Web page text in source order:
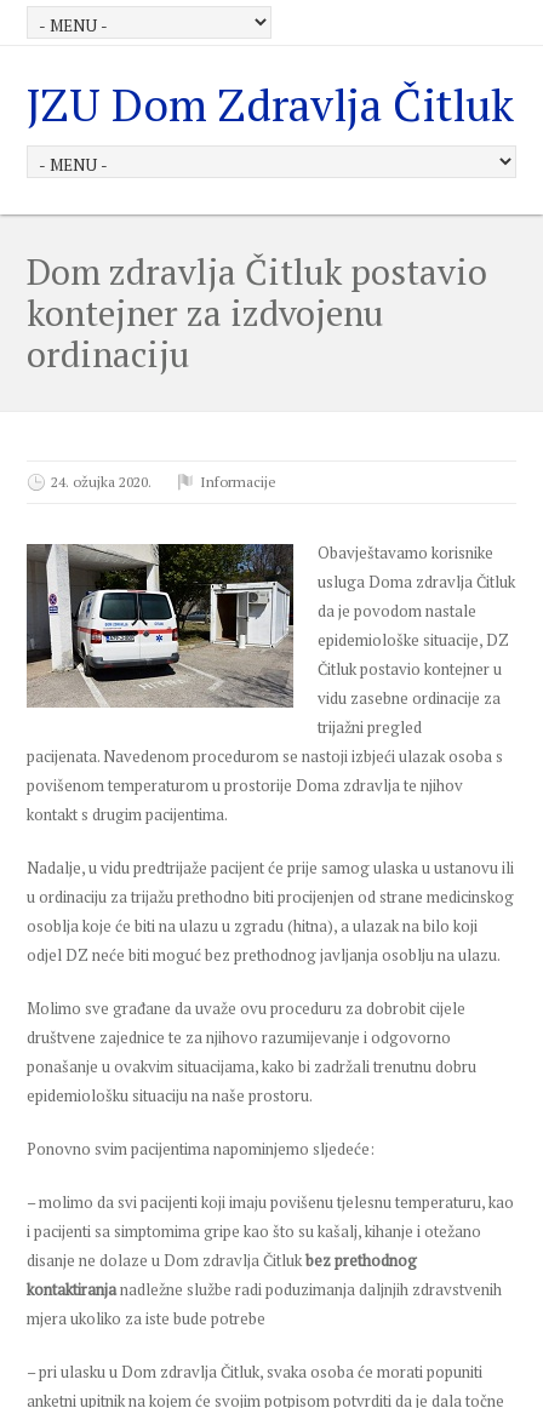
JZU Dom Zdravlja Čitluk
Dom zdravlja Čitluk postavio
kontejner za izdvojenu
ordinaciju
24. ožujka 2020. Informacije
Obavještavamo korisnike
usluga Doma zdravlja Čitluk
da je povodom nastale
epidemiološke situacije, DZ
Čitluk postavio kontejner u
vidu zasebne ordinacije za
trijažni pregled
pacijenata. Navedenom procedurom se nastoji izbjeći ulazak osoba s
povišenom temperaturom u prostorije Doma zdravlja te njihov
kontakt s drugim pacijentima.
Nadalje, u vidu predtrijaže pacijent će prije samog ulaska u ustanovu ili
u ordinaciju za trijažu prethodno biti procijenjen od strane medicinskog
osoblja koje će biti na ulazu u zgradu (hitna), a ulazak na bilo koji
odjel DZ neće biti moguć bez prethodnog javljanja osoblju na ulazu.
Molimo sve građane da uvaže ovu proceduru za dobrobit cijele
društvene zajednice te za njihovo razumijevanje i odgovorno
ponašanje u ovakvim situacijama, kako bi zadržali trenutnu dobru
epidemiološku situaciju na naše prostoru.
Ponovno svim pacijentima napominjemo sljedeće:
– molimo da svi pacijenti koji imaju povišenu tjelesnu temperaturu, kao
i pacijenti sa simptomima gripe kao što su kašalj, kihanje i otežano
disanje ne dolaze u Dom zdravlja Čitlukbez prethodnog
kontaktiranjanadležne službe radi poduzimanja daljnjih zdravstvenih
mjera ukoliko za iste bude potrebe
– pri ulasku u Dom zdravlja Čitluk, svaka osoba će morati popuniti
anketni upitnik na kojem će svojim potpisom potvrditi da je dala točne